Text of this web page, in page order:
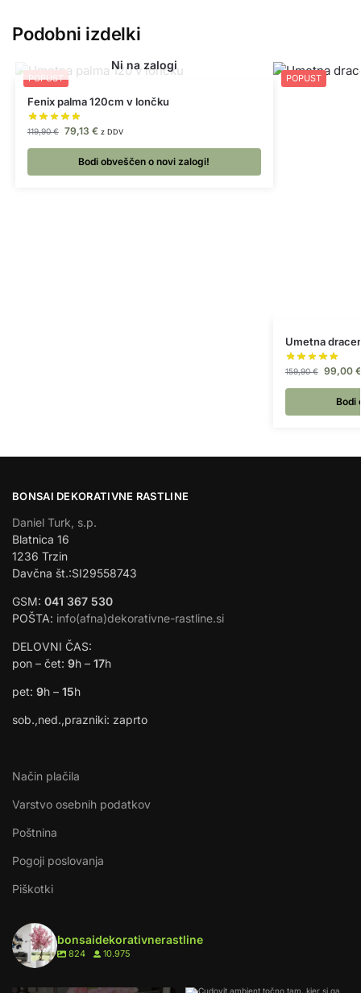
Podobni izdelki
POPUST
Fenix palma 120cm v lončku
119,90€ 79,13 € z DDV
Bodi obveščen o novi zalogi!
POPUST
Umetna
159,90€ 99,00 €
Bodi
BONSAI DEKORATIVNE RASTLINE
Daniel Turk, s.p.
Blatnica 16
1236 Trzin
Davčna št.:SI29558743
GSM: 041 367 530
POŠTA: info(afna)dekorativne-rastline.si
DELOVNI ČAS:
pon – čet: 9h – 17h
pet: 9h – 15h
sob.,ned.,prazniki: zaprto
Način plačila
Varstvo osebnih podatkov
Poštnina
Pogoji poslovanja
Piškotki
bonsaidekorativnerastline
824 10.975